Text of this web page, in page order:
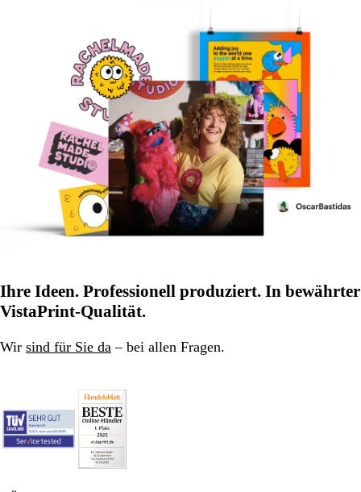
Ihre Ideen. Professionell produziert. In bewährter
VistaPrint-Qualität.
Wir sind für Sie da – bei allen Fragen.